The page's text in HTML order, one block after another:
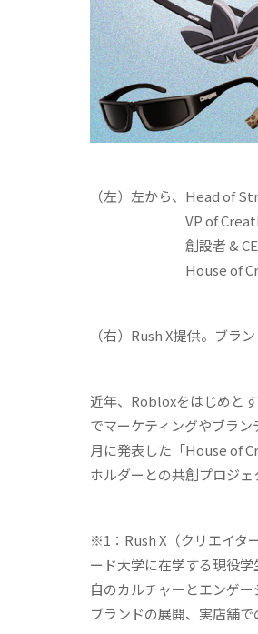
（左）左から、Head of
VP of Creative：ス
創設者 & CEO：ラ
House of Creators
（右）Rush X提供。ブラ
近年、Robloxをはじめと
でマーケティングやブラ
月に発表した「House of
ホルダーとの共創プロジ
※1：Rush X（クリエイタ
ード大学に在学する現役
自のカルチャーとエンゲ
ブランドの展開、実店舗